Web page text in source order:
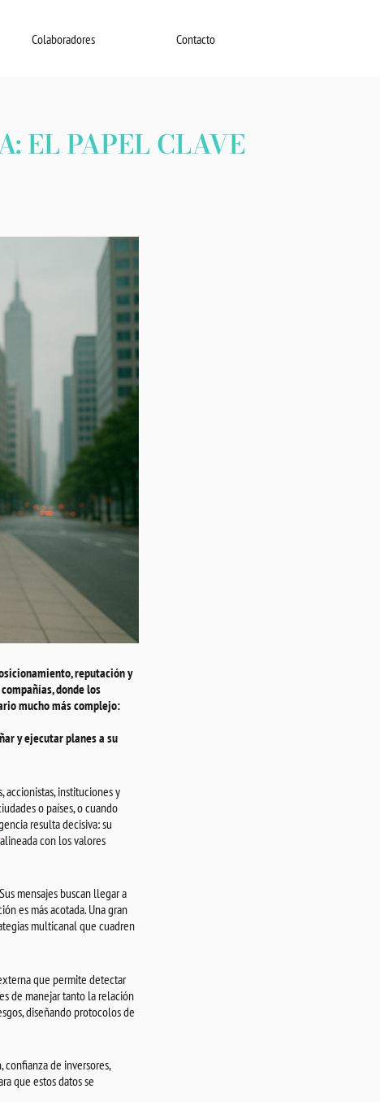
Colaboradores Contacto
EL PAPEL CLAVE
reputación y
donde los
mucho más complejo:
y ejecutar planes a su
accionistas, instituciones y
o países, o cuando
resulta decisiva: su
alineada con los valores
mensajes buscan llegar a
es más acotada. Una gran
multicanal que cuadren
que permite detectar
de manejar tanto la relación
diseñando protocolos de
confianza de inversores,
que estos datos se